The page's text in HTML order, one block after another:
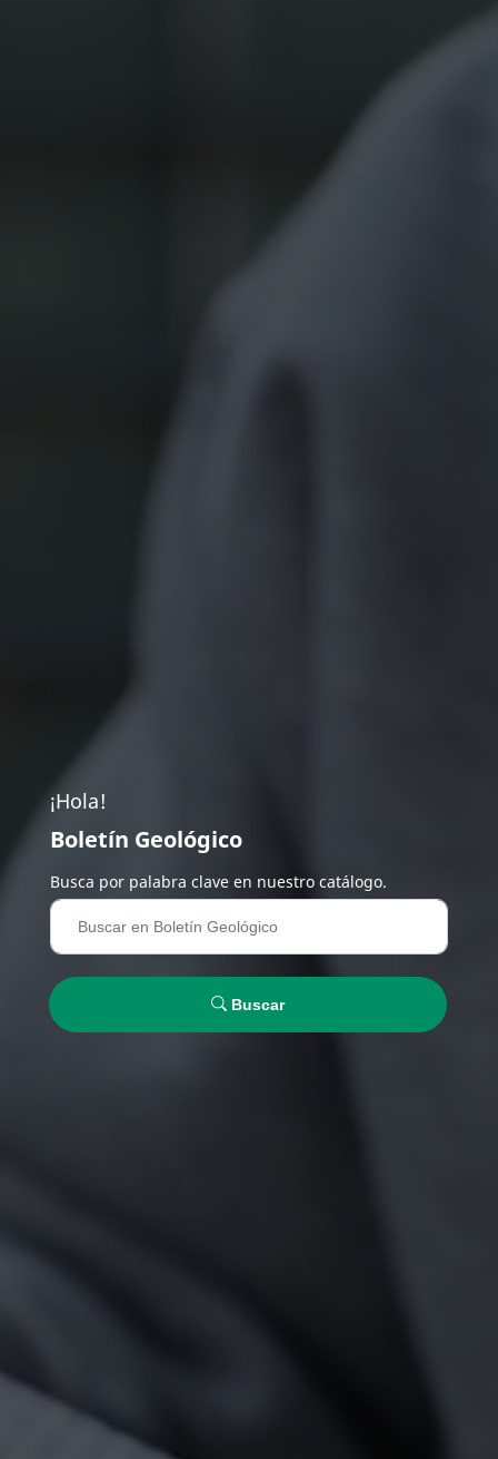
¡Hola!
Boletín Geológico
Busca por palabra clave en nuestro catálogo.
Buscar